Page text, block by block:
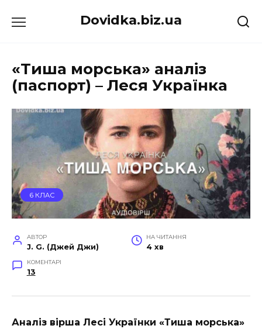
до
Dovidka.biz.ua
«Тиша морська» аналіз
(паспорт) – Леся Українка
6 КЛАС
АВТОР
J. G. (Джей Джи)
НА ЧИТАННЯ
4 хв
КОМЕНТАРІ
13
Аналіз вірша Лесі Українки «Тиша морська»